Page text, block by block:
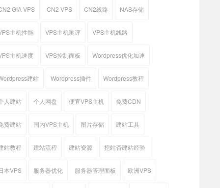
GIA VPS CN2 VPS CN2线路 NAS存储
主机性能 VPS主机测评 VPS主机线路
主机速度 VPS控制面板 Wordpress优化加速
建站 Wordpress插件 Wordpress教程
人建站 个人网盘 便宜VPS主机 免费CDN
费建站 国内VPS主机 图片存储 建站工具
站教程 建站流程 建站资源 挖站否建站经验
本VPS 服务器优化 服务器管理面板 欧洲VPS